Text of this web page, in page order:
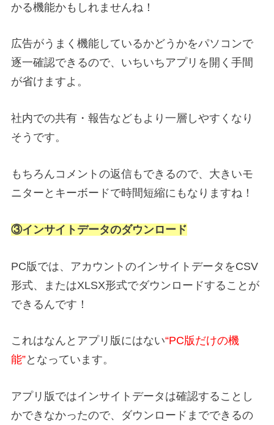
かる機能かもしれませんね！
広告がうまく機能しているかどうかをパソコンで
逐一確認できるので、いちいちアプリを開く手間
が省けますよ。
社内での共有・報告などもより一層しやすくなり
そうです。
もちろんコメントの返信もできるので、大きいモ
ニターとキーボードで時間短縮にもなりますね！
③インサイトデータのダウンロード
PC版では、アカウントのインサイトデータをCSV
形式、またはXLSX形式でダウンロードすることが
できるんです！
これはなんとアプリ版にはない“PC版だけの機
能”となっています。
アプリ版ではインサイトデータは確認することし
かできなかったので、ダウンロードまでできるの